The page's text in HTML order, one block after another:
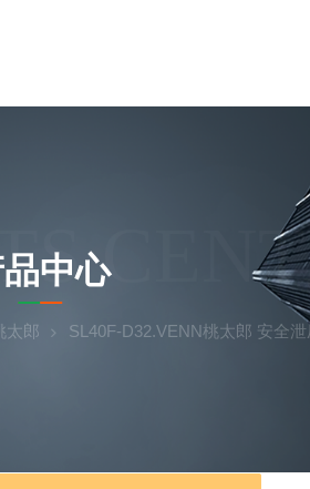
中心
太郎 SL40F-D32.VENN桃太郎 安全